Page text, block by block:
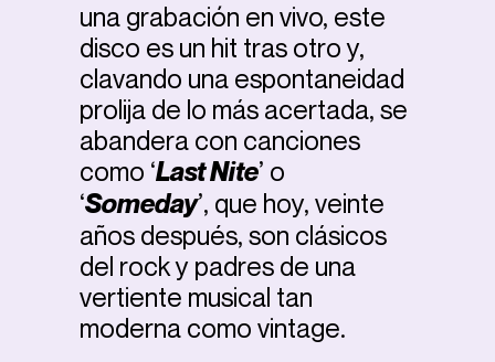
una grabación en vivo, este
disco es un hit tras otro y,
clavando una espontaneidad
prolija de lo más acertada, se
abandera con canciones
como ‘Last Nite’ o
‘Someday’, que hoy, veinte
años después, son clásicos
del rock y padres de una
vertiente musical tan
moderna como vintage.